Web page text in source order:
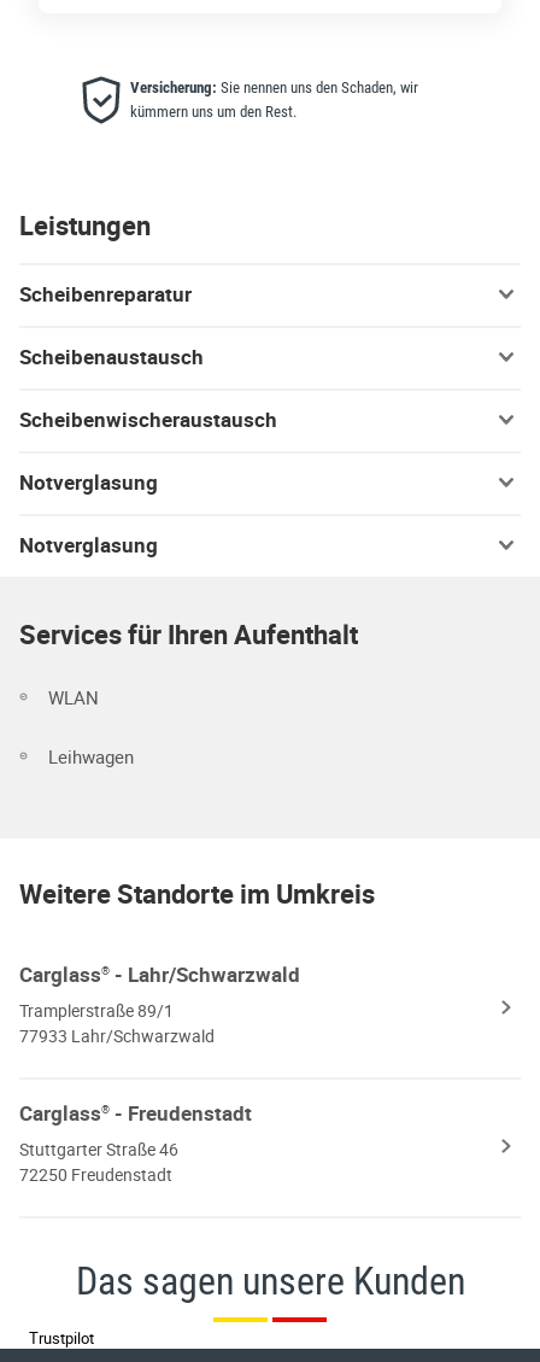
Versicherung: Sie nennen uns den Schaden, wir
kümmern uns um den Rest.
Leistungen
Scheibenreparatur
Scheibenaustausch
Scheibenwischeraustausch
Notverglasung
Notverglasung
Services für Ihren Aufenthalt
WLAN
Leihwagen
Weitere Standorte im Umkreis
Carglass® - Lahr/Schwarzwald
Tramplerstraße 89/1
77933 Lahr/Schwarzwald
Carglass® - Freudenstadt
Stuttgarter Straße 46
72250 Freudenstadt
Das sagen unsere Kunden
Trustpilot